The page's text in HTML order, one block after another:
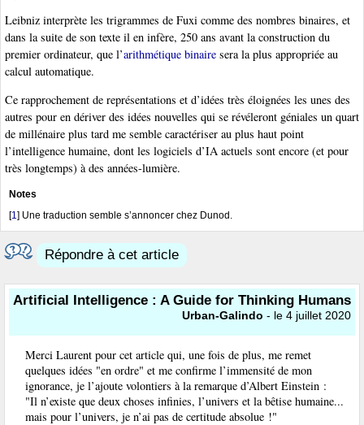
Leibniz interprète les trigrammes de Fuxi comme des nombres binaires, et
dans la suite de son texte il en infère, 250 ans avant la construction du
premier ordinateur, que l’arithmétique binaire sera la plus appropriée au
calcul automatique.
Ce rapprochement de représentations et d’idées très éloignées les unes des
autres pour en dériver des idées nouvelles qui se révéleront géniales un quart
de millénaire plus tard me semble caractériser au plus haut point
l’intelligence humaine, dont les logiciels d’IA actuels sont encore (et pour
très longtemps) à des années-lumière.
Notes
[1 ] Une traduction semble s’annoncer chez Dunod.
Répondre à cet article
Artificial Intelligence : A Guide for Thinking Humans
Urban-Galindo - le 4 juillet 2020
Merci Laurent pour cet article qui, une fois de plus, me remet
quelques idées "en ordre" et me confirme l’immensité de mon
ignorance, je l’ajoute volontiers à la remarque d’Albert Einstein :
"Il n’existe que deux choses infinies, l’univers et la bêtise humaine...
mais pour l’univers, je n’ai pas de certitude absolue !"